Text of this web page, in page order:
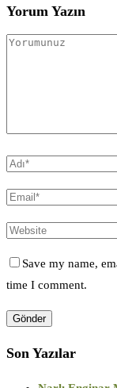
Yorum Yazın
Save my name,
time I comment.
Son Yazılar